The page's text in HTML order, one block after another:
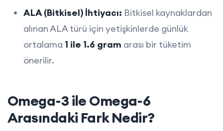
ALA (Bitkisel) İhtiyacı: Bitkisel kaynaklardan
alınan ALA türü için yetişkinlerde günlük
ortalama 1 ile 1.6 gram arası bir tüketim
önerilir.
Omega-3 ile Omega-6
Arasındaki Fark Nedir?